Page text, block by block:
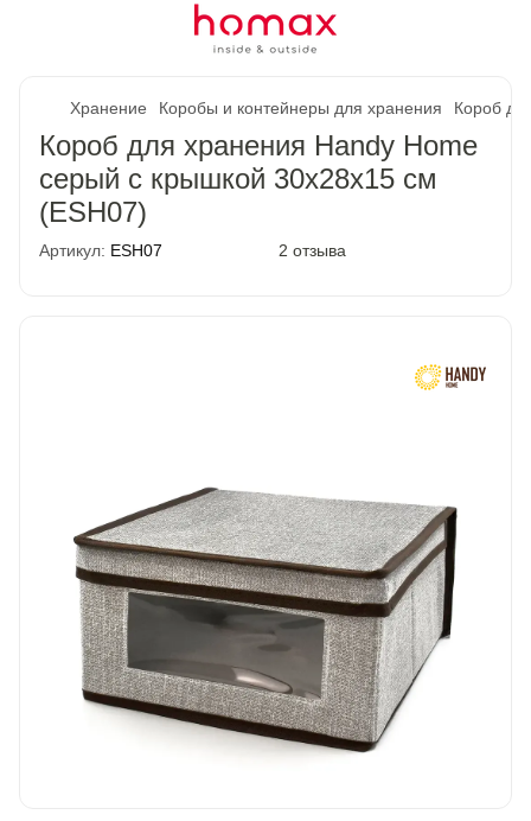
Хранение Коробы и контейнеры для хранения Короб
Короб для хранения Handy Home
серый с крышкой 30x28x15 см
(ESH07)
Артикул: ESH07 2 отзыва